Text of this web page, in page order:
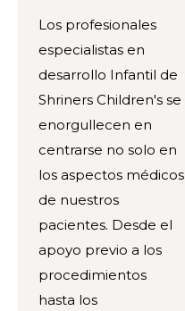
Los profesionales
especialistas en
desarrollo Infantil de
Shriners Children's se
enorgullecen en
centrarse no solo en
los aspectos médicos
de nuestros
pacientes. Desde el
apoyo previo a los
procedimientos
hasta los